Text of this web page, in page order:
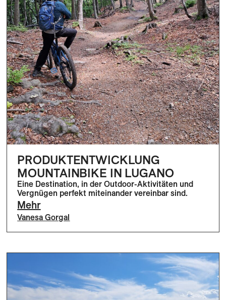
PRODUKTENTWICKLUNG
MOUNTAINBIKE IN LUGANO
Eine Destination, in der Outdoor-Aktivitäten und
Vergnügen perfekt miteinander vereinbar sind.
Mehr
Vanesa Gorgal